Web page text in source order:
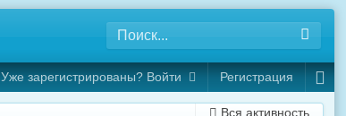
Уже зарегистрированы? Войти Регистрация
Вся активность